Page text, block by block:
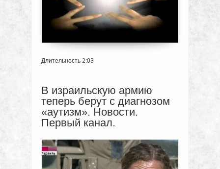
Длительность 2:03
В израильскую армию
теперь берут с диагнозом
«аутизм». Новости.
Первый канал.